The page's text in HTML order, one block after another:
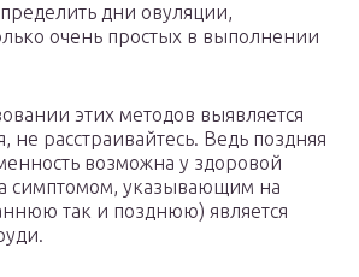
дни овуляции,
очень простых в выполнении
этих методов выявляется
не расстраивайтесь. Ведь поздняя
возможна у здоровой
симптомом, указывающим на
так и позднюю) является